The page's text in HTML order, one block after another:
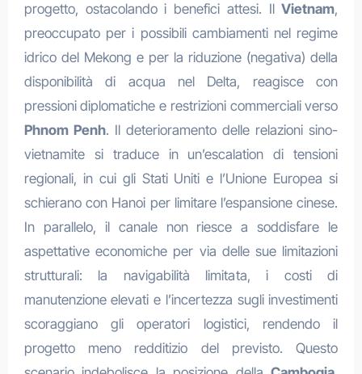
progetto, ostacolando i benefici attesi. IlVietnam,
preoccupato per i possibili cambiamenti nel regime
idrico del Mekong e per la riduzione (negativa) della
disponibilità di acqua nel Delta, reagisce con
pressioni diplomatiche e restrizioni commerciali verso
Phnom Penh. Il deterioramento delle relazioni sino-
vietnamite si traduce in un’escalation di tensioni
regionali, in cui gli Stati Uniti e l’Unione Europea si
schierano con Hanoi per limitare l’espansione cinese.
In parallelo, il canale non riesce a soddisfare le
aspettative economiche per via delle sue limitazioni
strutturali: la navigabilità limitata, i costi di
manutenzione elevati e l’incertezza sugli investimenti
scoraggiano gli operatori logistici, rendendo il
progetto meno redditizio del previsto. Questo